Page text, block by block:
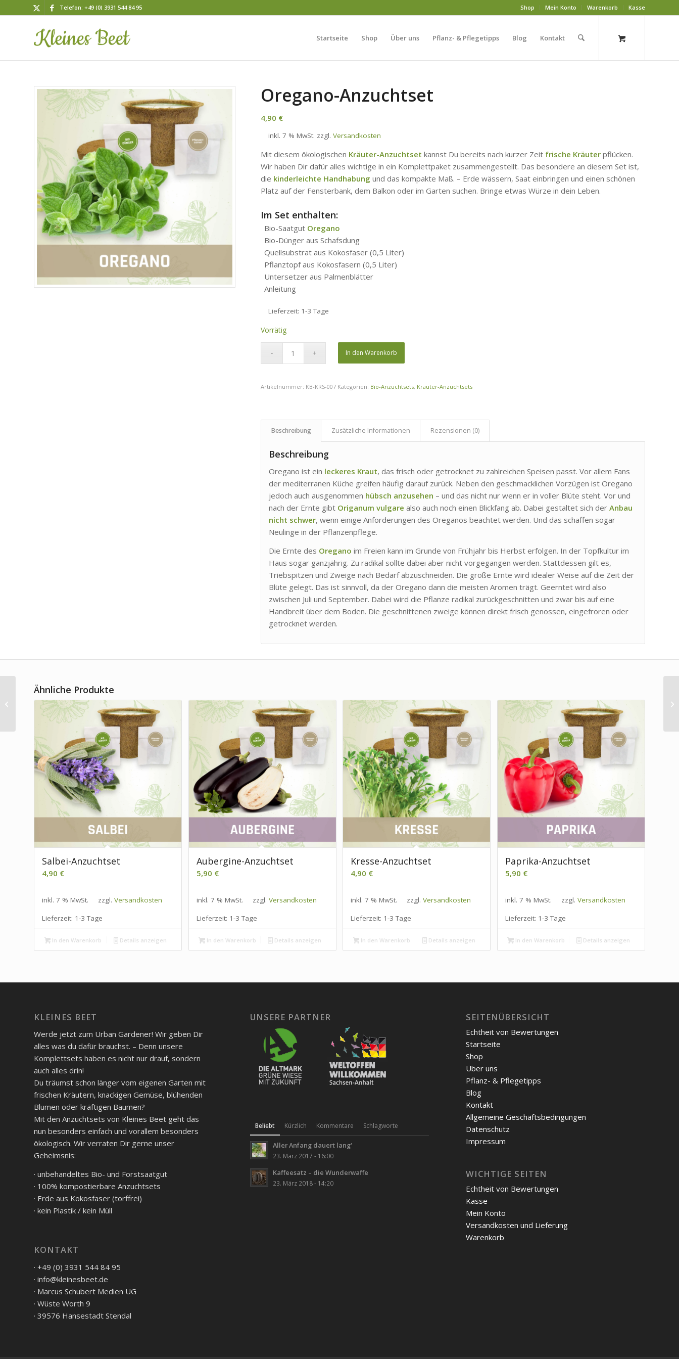
Shop Mein Konto Warenkorb Kasse
Telefon: +49 (0) 3931 544 84 95
Startseite Shop Über uns Pflanz- & Pflegetipps Blog Kontakt
Oregano-Anzuchtset
4,90 €
inkl. 7 % MwSt. zzgl.Versandkosten
Mit diesem ökologischen Kräuter-Anzuchtset kannst Du bereits nach kurzer Zeit frische Kräuter pflücken.
Wir haben Dir dafür alles wichtige in ein Komplettpaket zusammengestellt. Das besondere an diesem Set ist,
die kinderleichte Handhabung und das kompakte Maß. – Erde wässern, Saat einbringen und einen schönen
Platz auf der Fensterbank, dem Balkon oder im Garten suchen. Bringe etwas Würze in dein Leben.
Im Set enthalten:
Bio-Saatgut Oregano
Bio-Dünger aus Schafsdung
Quellsubstrat aus Kokosfaser (0,5 Liter)
Pflanztopf aus Kokosfasern (0,5 Liter)
Untersetzer aus Palmenblätter
Anleitung
Lieferzeit: 1-3 Tage
Vorrätig
In den Warenkorb
Artikelnummer: KB-KRS-007 Kategorien: Bio-Anzuchtsets, Kräuter-Anzuchtsets
Beschreibung Zusätzliche Informationen Rezensionen (0)
Beschreibung
Oregano ist ein leckeres Kraut, das frisch oder getrocknet zu zahlreichen Speisen passt. Vor allem Fans
der mediterranen Küche greifen häufig darauf zurück. Neben den geschmacklichen Vorzügen ist Oregano
jedoch auch ausgenommen hübsch anzusehen – und das nicht nur wenn er in voller Blüte steht. Vor und
nach der Ernte gibt Origanum vulgare also auch noch einen Blickfang ab. Dabei gestaltet sich derAnbau
nicht schwer, wenn einige Anforderungen des Oreganos beachtet werden. Und das schaffen sogar
Neulinge in der Pflanzenpflege.
Die Ernte des Oregano im Freien kann im Grunde von Frühjahr bis Herbst erfolgen. In der Topfkultur im
Haus sogar ganzjährig. Zu radikal sollte dabei aber nicht vorgegangen werden. Stattdessen gilt es,
Triebspitzen und Zweige nach Bedarf abzuschneiden. Die große Ernte wird idealer Weise auf die Zeit der
Blüte gelegt. Das ist sinnvoll, da der Oregano dann die meisten Aromen trägt. Geerntet wird also
zwischen Juli und September. Dabei wird die Pflanze radikal zurückgeschnitten und zwar bis auf eine
Handbreit über dem Boden. Die geschnittenen zweige können direkt frisch genossen, eingefroren oder
getrocknet werden.
Ähnliche Produkte
Salbei-Anzuchtset
4,90 €
inkl. 7 % MwSt. zzgl. Versandkosten
Lieferzeit: 1-3 Tage
In den Warenkorb Details anzeigen
Aubergine-Anzuchtset
5,90 €
inkl. 7 % MwSt. zzgl. Versandkosten
Lieferzeit: 1-3 Tage
In den Warenkorb Details anzeigen
Kresse-Anzuchtset
4,90 €
inkl. 7 % MwSt. zzgl.Versandkosten
Lieferzeit: 1-3 Tage
In den Warenkorb Details anzeigen
Paprika-Anzuchtset
5,90 €
inkl. 7 % MwSt. zzgl. Versandkosten
Lieferzeit: 1-3 Tage
In den Warenkorb Details anzeigen
KLEINES BEET
Werde jetzt zum Urban Gardener! Wir geben Dir
alles was du dafür brauchst. – Denn unsere
Komplettsets haben es nicht nur drauf, sondern
auch alles drin!
Du träumst schon länger vom eigenen Garten mit
frischen Kräutern, knackigen Gemüse, blühenden
Blumen oder kräftigen Bäumen?
Mit den Anzuchtsets von Kleines Beet geht das
nun besonders einfach und vorallem besonders
ökologisch. Wir verraten Dir gerne unser
Geheimsnis:
· unbehandeltes Bio- und Forstsaatgut
· 100% kompostierbare Anzuchtsets
· Erde aus Kokosfaser (torffrei)
· kein Plastik / kein Müll
KONTAKT
· +49 (0) 3931 544 84 95
· info@kleinesbeet.de
· Marcus Schubert Medien UG
· Wüste Worth 9
· 39576 Hansestadt Stendal
UNSERE PARTNER
Beliebt Kürzlich Kommentare Schlagworte
Aller Anfang dauert lang‘
23. März 2017 - 16:00
Kaffeesatz – die Wunderwaffe
23. März 2018 - 14:20
SEITENÜBERSICHT
Echtheit von Bewertungen
Startseite
Shop
Über uns
Pflanz- & Pflegetipps
Blog
Kontakt
Allgemeine Geschäftsbedingungen
Datenschutz
Impressum
WICHTIGE SEITEN
Echtheit von Bewertungen
Kasse
Mein Konto
Versandkosten und Lieferung
Warenkorb
Majoran-Anzuchtset